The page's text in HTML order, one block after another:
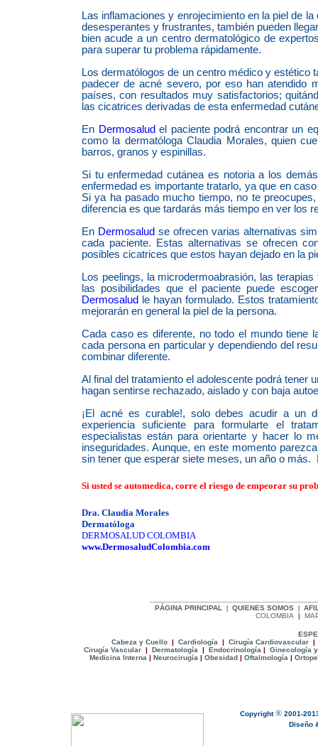
Las inflamaciones y enrojecimiento en la piel de
desesperantes y frustrantes, también pueden
bien acude a un centro dermatológico de
para superar tu problema rápidamente.
Los dermatólogos de un centro médico y estético
padecer de acné severo, por eso han atendido
países, con resultados muy satisfactorios;
las cicatrices derivadas de esta enfermedad
En Dermosalud el paciente podrá encontrar un
como la dermatóloga Claudia Morales, quien
barros, granos y espinillas.
Si tu enfermedad cutánea es notoria a los
enfermedad es importante tratarlo, ya que en
Si ya ha pasado mucho tiempo, no te
diferencia es que tardarás más tiempo en ver
En Dermosalud se ofrecen varias alternativas
cada paciente. Estas alternativas se ofrecen
posibles cicatrices que estos hayan dejado en la
Los peelings, la microdermoabrasión, las
las posibilidades que el paciente puede
Dermosalud
le hayan formulado. Estos
mejorarán en general la piel de la persona.
Cada caso es diferente, no todo el mundo
cada persona en particular y dependiendo del
combinar diferente.
Al final del tratamiento el adolescente podrá tener
hagan sentirse rechazado, aislado y con baja
¡El acné es curable!, solo debes acudir a un
experiencia suficiente para formularte el
especialistas están para orientarte y hacer lo
inseguridades. Aunque, en este momento
sin tener que esperar siete meses, un año o
Si usted se automedica, corre el riesgo de empeorar su
Dra. Claudia Morales
Dermatóloga
DERMOSALUD COLOMBIA
www.DermosaludColombia.com
PÁGINA PRINCIPAL | QUIENES SOMOS | A
COLOMBIA
|
Cabeza y Cuello | Cardiología | Cirugía Cardiovascular |
Cirugía Vascular | Dermatología | Endocrinología | Ginecología
Medicina Interna | Neurocirugía | Obesidad | Oftalmología |
Copyright® 2001-
Diseño &